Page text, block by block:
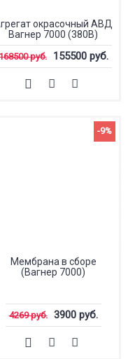
окрасочный АВД
Вагнер 7000 (380В)
руб. 155500 руб.
-9%
Мембрана в сборе
(Вагнер 7000)
4269 руб. 3900 руб.